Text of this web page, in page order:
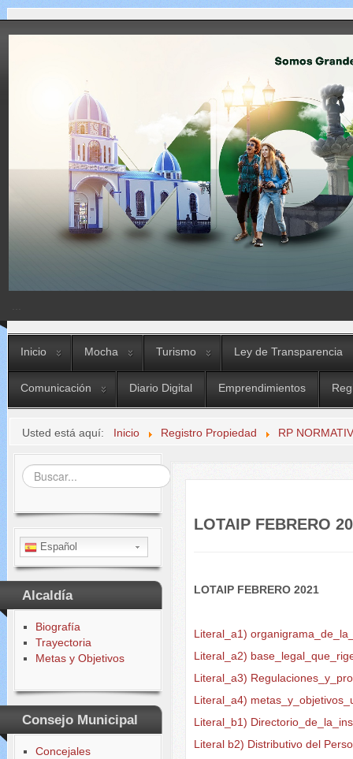
Inicio Mocha Turismo Ley de Transparencia
Comunicación Diario Digital Emprendimientos
Usted está aquí: Inicio Registro Propiedad RP
Buscar...
Español
Alcaldía
Biografía
Trayectoria
Metas y Objetivos
Consejo Municipal
Concejales
LOTAIP FEBRERO
LOTAIP FEBRERO 2021
Literal_a1)
Literal_a2)
Literal_a3)
Literal_a4)
Literal_b1)
Literal b2) Distributivo del